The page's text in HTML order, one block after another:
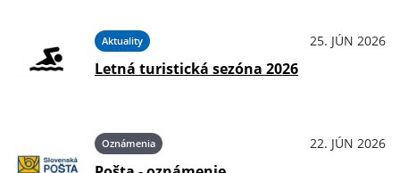
Aktuality 25. JÚN 2026
Letná turistická sezóna 2026
Oznámenia 22. JÚN 2026